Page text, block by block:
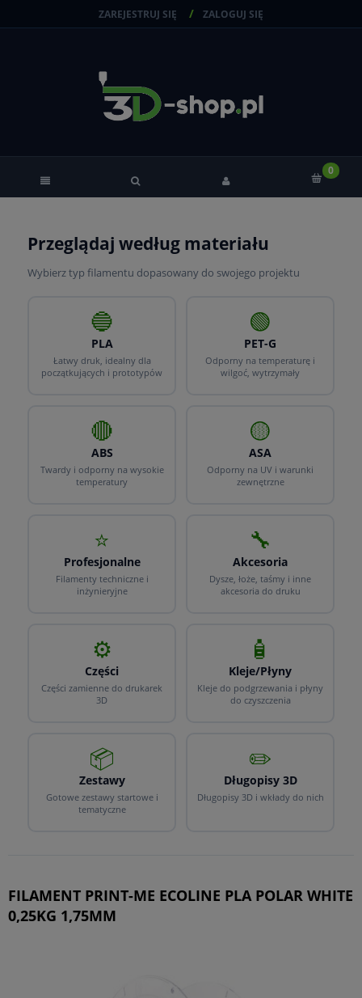
ZAREJESTRUJ SIĘ ZALOGUJ SIĘ
Przeglądaj według materiału
Wybierz typ filamentu dopasowany do swojego projektu
🔵
PLA
Łatwy druk, idealny dla
początkujących i prototypów
🟢
PET-G
Odporny na temperaturę i
wilgoć, wytrzymały
🔴
ABS
Twardy i odporny na wysokie
temperatury
🟡
ASA
Odporny na UV i warunki
zewnętrzne
⭐
Profesjonalne
Filamenty techniczne i
inżynieryjne
🔧
Akcesoria
Dysze, łoże, taśmy i inne
akcesoria do druku
⚙️
Części
Części zamienne do drukarek
3D
🧴
Kleje/Płyny
Kleje do podgrzewania i płyny
do czyszczenia
📦
Zestawy
Gotowe zestawy startowe i
tematyczne
✏️
Długopisy 3D
Długopisy 3D i wkłady do nich
FILAMENT PRINT-ME ECOLINE PLA POLAR WHITE
0,25KG 1,75MM